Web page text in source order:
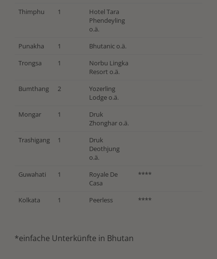
Thimphu 1
Hotel Tara
Phendeyling
o.ä.
Punakha
1
Bhutanic o.ä.
Trongsa
1
Norbu Lingka
Resort o.ä.
Bumthang
2
Yozerling
Lodge o.ä.
Mongar
1
Druk
Zhonghar o.ä.
Trashigang
1
Druk
Deothjung
o.ä.
Guwahati
1
Royale De
Casa
****
Kolkata 1 Peerless ****
*einfache Unterkünfte in Bhutan